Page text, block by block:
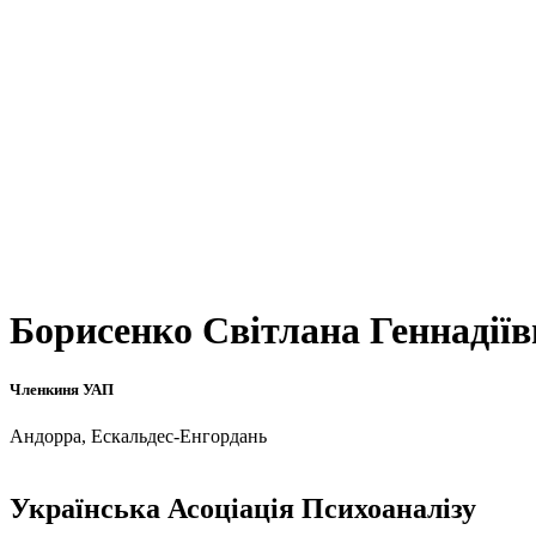
Борисенко Світлана
Членкиня УАП
Андорра, Ескальдес-Енгордань
Українська Асоціація Психоаналізу